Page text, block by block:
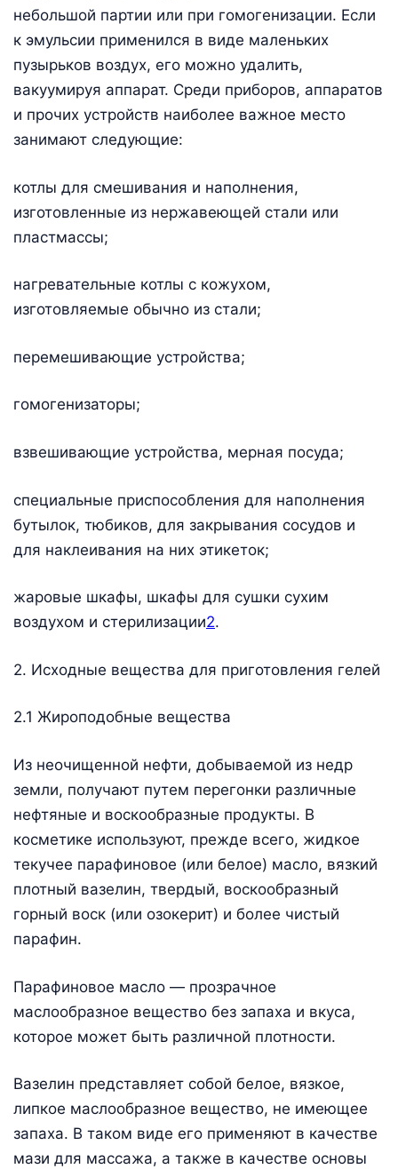
небольшой партии или при гомогенизации. Если
к эмульсии применился в виде маленьких
пузырьков воздух, его можно удалить,
вакуумируя аппарат. Среди приборов, аппаратов
и прочих устройств наиболее важное место
занимают следующие:
котлы для смешивания и наполнения,
изготовленные из нержавеющей стали или
пластмассы;
нагревательные котлы с кожухом,
изготовляемые обычно из стали;
перемешивающие устройства;
гомогенизаторы;
взвешивающие устройства, мерная посуда;
специальные приспособления для наполнения
бутылок, тюбиков, для закрывания сосудов и
для наклеивания на них этикеток;
жаровые шкафы, шкафы для сушки сухим
воздухом и стерилизации2.
2. Исходные вещества для приготовления гелей
2.1 Жироподобные вещества
Из неочищенной нефти, добываемой из недр
земли, получают путем перегонки различные
нефтяные и воскообразные продукты. В
косметике используют, прежде всего, жидкое
текучее парафиновое (или белое) масло, вязкий
плотный вазелин, твердый, воскообразный
горный воск (или озокерит) и более чистый
парафин.
Парафиновое масло — прозрачное
маслообразное вещество без запаха и вкуса,
которое может быть различной плотности.
Вазелин представляет собой белое, вязкое,
липкое маслообразное вещество, не имеющее
запаха. В таком виде его применяют в качестве
мази для массажа, а также в качестве основы